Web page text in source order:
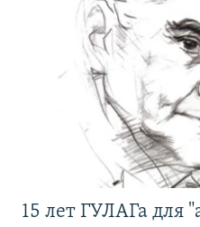
15 лет ГУЛАГа для